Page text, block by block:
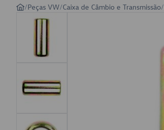
/Peças VW/Caixa de Câmbio e Transmissão/